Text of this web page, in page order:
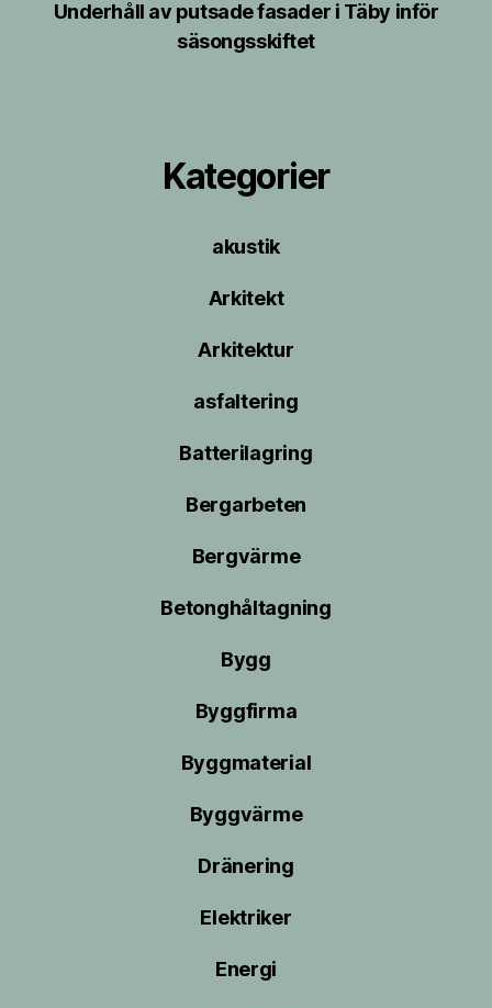
Underhåll av putsade fasader i Täby inför
säsongsskiftet
Kategorier
akustik
Arkitekt
Arkitektur
asfaltering
Batterilagring
Bergarbeten
Bergvärme
Betonghåltagning
Bygg
Byggfirma
Byggmaterial
Byggvärme
Dränering
Elektriker
Energi